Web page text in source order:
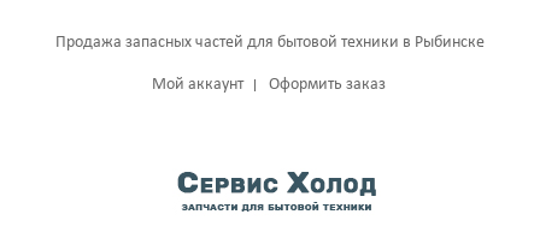
Продажа запасных частей для бытовой техники в Рыбинске
Мой аккаунт Оформить заказ